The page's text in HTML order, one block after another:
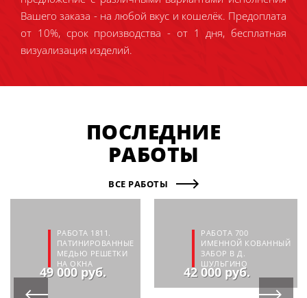
Вашего заказа - на любой вкус и кошелёк. Предоплата
от 10%, срок производства - от 1 дня, бесплатная
визуализация изделий.
ПОСЛЕДНИЕ
РАБОТЫ
ВСЕ РАБОТЫ
РАБОТА 1811.
ПАТИНИРОВАННЫЕ
МЕДЬЮ РЕШЕТКИ
НА ОКНА
49 000 руб.
РАБОТА 700
ИМЕННОЙ КОВАННЫЙ
ЗАБОР В Д.
ШУЛЬГИНО
42 000 руб.